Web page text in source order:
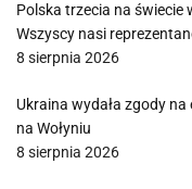
Polska trzecia na świecie
Wszyscy nasi
8 sierpnia 2026
Ukraina wydała zgody na
na Wołyniu
8 sierpnia 2026